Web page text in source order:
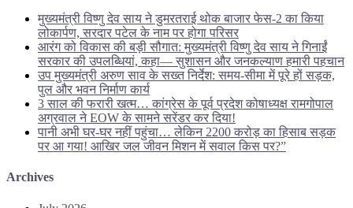
मुख्यमंत्री विष्णु देव साय ने डुमरतराई थोक बाजार फेस-2 का किया
लोकार्पण, सरदार पटेल के नाम पर होगा परिसर
आरंग को विकास की बड़ी सौगात: मुख्यमंत्री विष्णु देव साय ने गिनाईं
सरकार की उपलब्धियां, कहा— सुशासन और जनकल्याण हमारी पहचान
उप मुख्यमंत्री अरुण साव के सख्त निर्देश: समय-सीमा में पूरे हों सड़क,
पुल और भवन निर्माण कार्य
3 साल की फरारी खत्म… कांग्रेस के पूर्व प्रदेश कोषाध्यक्ष रामगोपाल
अग्रवाल ने EOW के सामने सरेंडर कर दिया!
पानी अभी घर-घर नहीं पहुंचा… लेकिन 2200 करोड़ का हिसाब सड़क
पर आ गया! आखिर जल जीवन मिशन में सवाल किस पर?”
Archives